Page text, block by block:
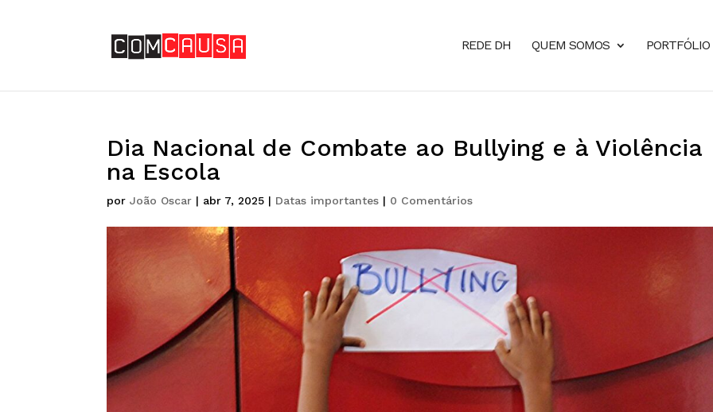
REDE DH QUEM SOMOS PORTFÓLIO
Dia Nacional de Combate ao Bullying e à Violência
na Escola
porJoão Oscar | abr 7, 2025 | Datas importantes | 0 Comentários